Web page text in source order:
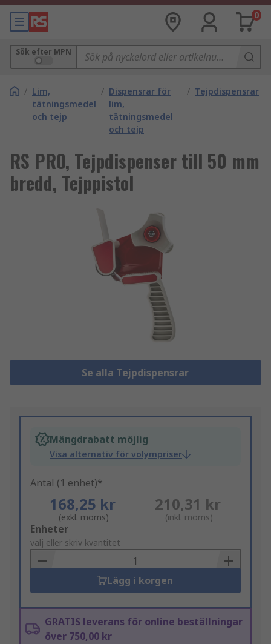
0
Sök efter MPN
/ Lim,
tätningsmedel
och tejp
/ Dispensrar för
lim,
tätningsmedel
och tejp
/ Tejpdispensrar
RS PRO, Tejpdispenser till 50 mm
bredd, Tejppistol
Se alla Tejpdispensrar
Mängdrabatt möjlig
Visa alternativ för volympriser
Antal (1 enhet)*
168,25 kr
(exkl. moms)
210,31 kr
(inkl. moms)
Add
to
Basket
Enheter
välj eller skriv kvantitet
Lägg i korgen
GRATIS leverans för online beställningar
över 750,00 kr